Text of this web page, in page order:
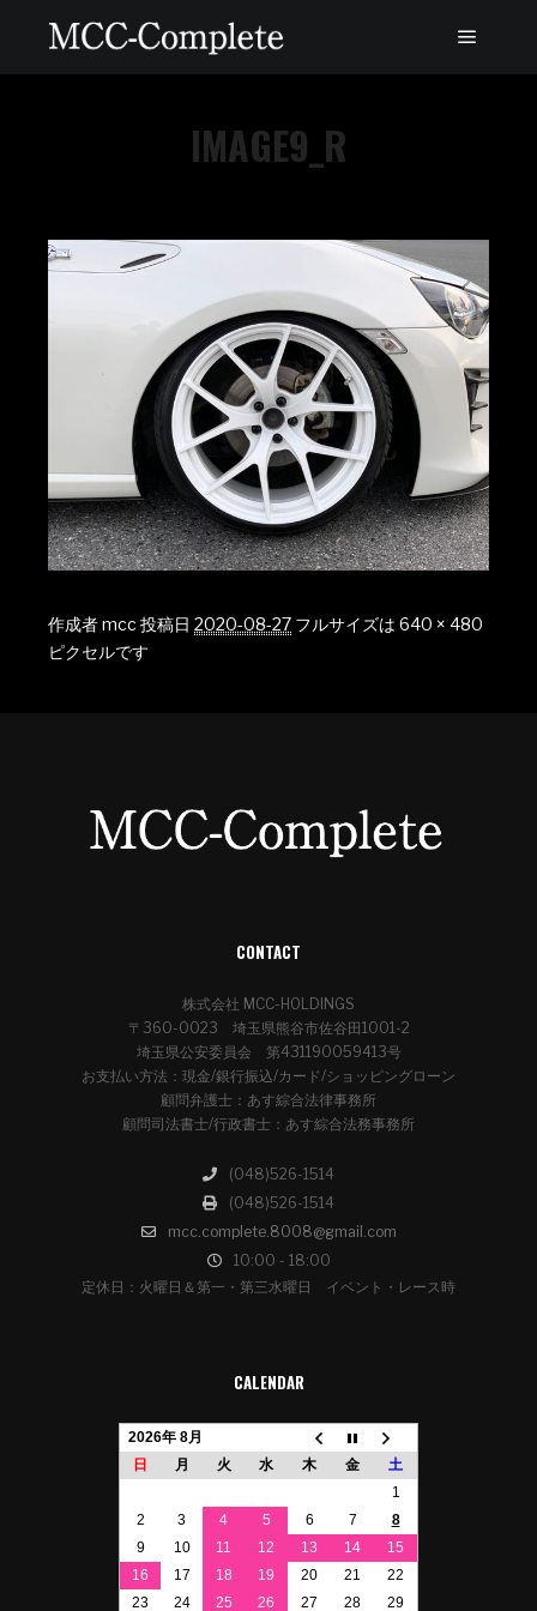
IMAGE9_R
作成者mcc投稿日 2020-08-27 フルサイズは 640 × 480
ピクセルです
CONTACT
株式会社 MCC-HOLDINGS
〒360-0023 埼玉県熊谷市佐谷田1001-2
埼玉県公安委員会 第431190059413号
お支払い方法：現金/銀行振込/カード/ショッピングローン
顧問弁護士：あす綜合法律事務所
顧問司法書士/行政書士：あす綜合法務事務所
(048)526-1514
(048)526-1514
mcc.complete.8008@gmail.com
10:00 - 18:00
定休日：火曜日＆第一・第三水曜日 イベント・レース時
CALENDAR
2026年 8月
日
月 火 水 木 金
土
1
2
3 4 5 6 7
8
9
10 11 12 13 14
15
16
17 18 19 20 21
22
23
24 25 26 27 28 29